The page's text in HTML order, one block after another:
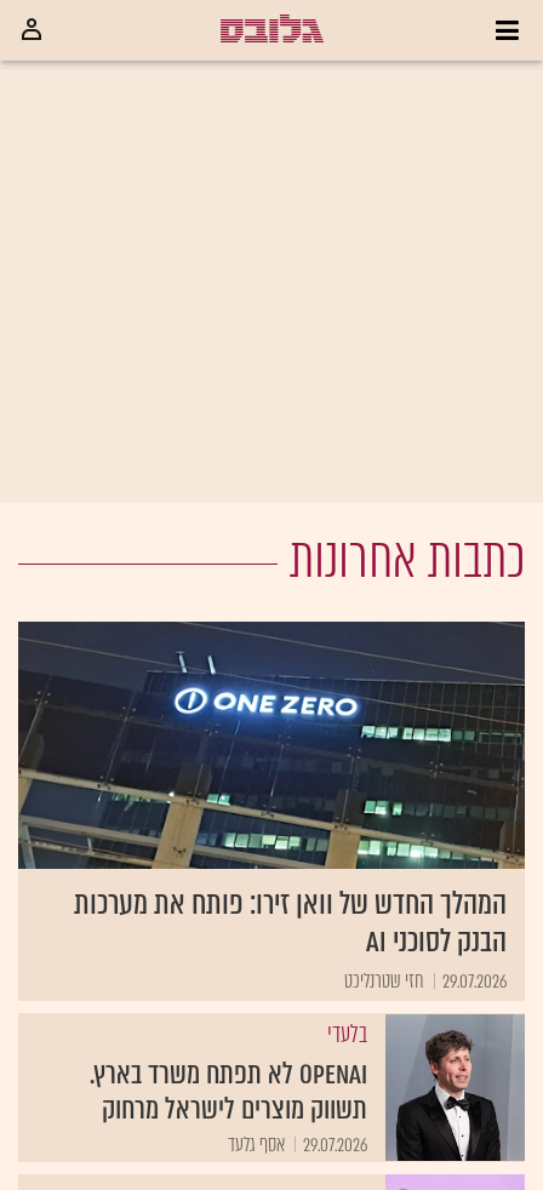
כתבות אחרונות
המהלך החדש של וואן זירו: פותח את מערכות
הבנק לסוכני AI
29.07.2026 חזי שטרנליכט
בלעדי
OpenAI לא תפתח משרד בארץ.
תשווק מוצרים לישראל מרחוק
29.07.2026 אסף גלעד